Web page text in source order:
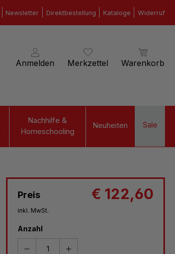
Newsletter Direktbestellung Kataloge Widerruf
Anmelden Merkzettel Warenkorb
Nachhilfe &
Homeschooling
Neuheiten Sale
Preis € 122,60
inkl. MwSt.
Anzahl